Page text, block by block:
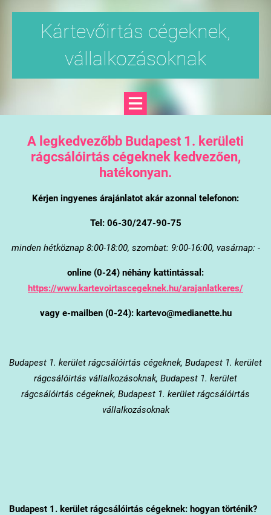
Kártevőirtás cégeknek,
vállalkozásoknak
A legkedvezőbb Budapest 1. kerületi
rágcsálóirtás cégeknek kedvezően,
hatékonyan.
Kérjen ingyenes árajánlatot akár azonnal telefonon:
Tel: 06-30/247-90-75
minden hétköznap 8:00-18:00, szombat: 9:00-16:00, vasárnap: -
online (0-24) néhány kattintással:
https://www.kartevoirtascegeknek.hu/arajanlatkeres/
vagy e-mailben (0-24): kartevo@medianette.hu
Budapest 1. kerület rágcsálóirtás cégeknek, Budapest 1. kerület
rágcsálóirtás vállalkozásoknak, Budapest 1. kerület
rágcsálóirtás cégeknek, Budapest 1. kerület rágcsálóirtás
vállalkozásoknak
Budapest 1. kerületrágcsálóirtás cégeknek: hogyan történik?